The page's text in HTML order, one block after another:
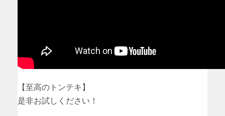
【至高のトンテキ】
是非お試しください！